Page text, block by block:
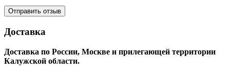
Доставка
Доставка по России, Москве и прилегающей территории
Калужской области.